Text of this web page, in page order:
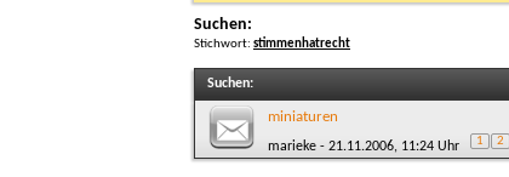
Suchen:
Stichwort: stimmenhatrecht
Suchen:
miniaturen
marieke - 21.11.2006, 11:24 Uhr 1 2